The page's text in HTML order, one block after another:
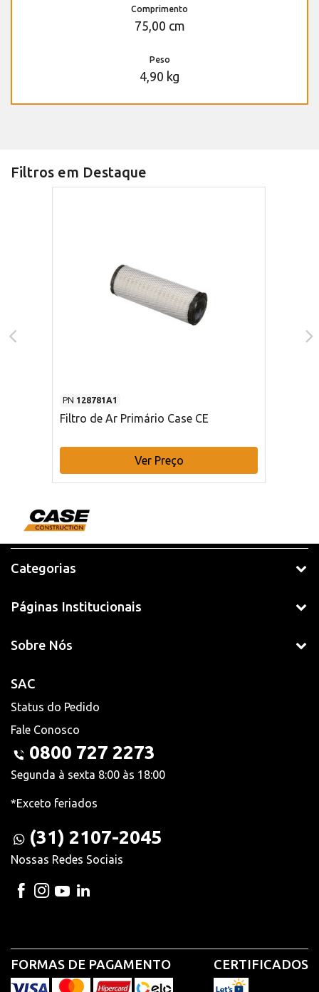
Comprimento
75,00 cm
Peso
4,90 kg
Filtros em Destaque
PN 128781A1
Filtro de Ar Primário Case CE
Ver Preço
Categorias
Páginas Institucionais
Sobre Nós
SAC
Status do Pedido
Fale Conosco
0800 727 2273
Segunda à sexta 8:00 às 18:00
*Exceto feriados
(31) 2107-2045
Nossas Redes Sociais
FORMAS DE PAGAMENTO CERTIFICADOS